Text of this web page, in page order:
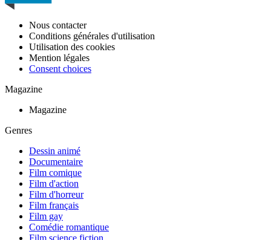
Nous contacter
Conditions générales d'utilisation
Utilisation des cookies
Mention légales
Consent choices
Magazine
Magazine
Genres
Dessin animé
Documentaire
Film comique
Film d'action
Film d'horreur
Film français
Film gay
Comédie romantique
Film science fiction